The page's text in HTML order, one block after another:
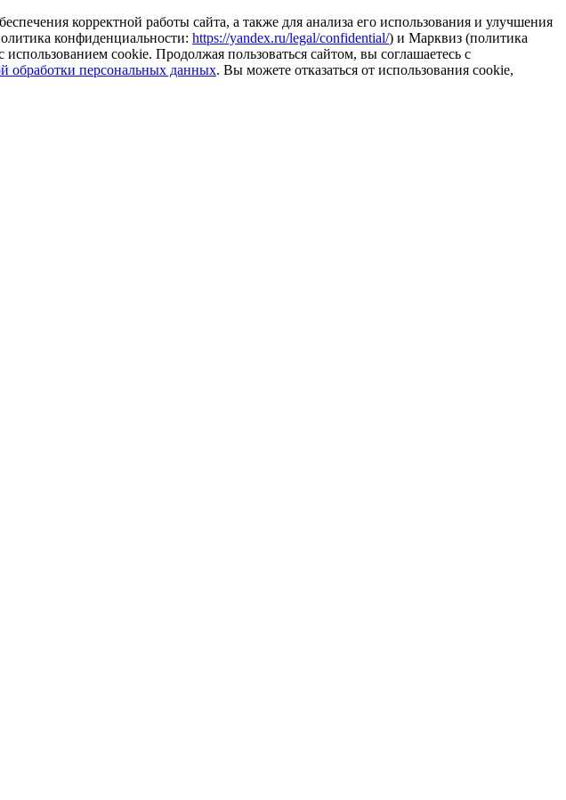
корректной работы сайта, а также для анализа его использования и улучшения
конфиденциальности: https://yandex.ru/legal/confidential/) и Марквиз (политика
cookie. Продолжая пользоваться сайтом, вы соглашаетесь с
обработки персональных данных. Вы можете отказаться от использования cookie,